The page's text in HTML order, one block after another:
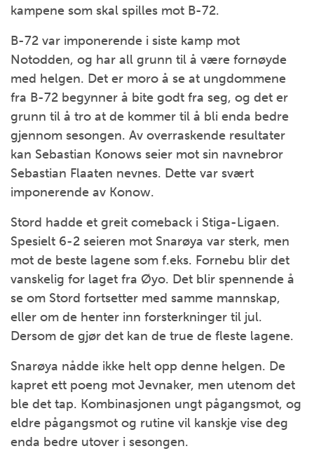
kampene som skal spilles mot B-72.
B-72 var imponerende i siste kamp mot
Notodden, og har all grunn til å være fornøyde
med helgen. Det er moro å se at ungdommene
fra B-72 begynner å bite godt fra seg, og det er
grunn til å tro at de kommer til å bli enda bedre
gjennom sesongen. Av overraskende resultater
kan Sebastian Konows seier mot sin navnebror
Sebastian Flaaten nevnes. Dette var svært
imponerende av Konow.
Stord hadde et greit comeback i Stiga-Ligaen.
Spesielt 6-2 seieren mot Snarøya var sterk, men
mot de beste lagene som f.eks. Fornebu blir det
vanskelig for laget fra Øyo. Det blir spennende å
se om Stord fortsetter med samme mannskap,
eller om de henter inn forsterkninger til jul.
Dersom de gjør det kan de true de fleste lagene.
Snarøya nådde ikke helt opp denne helgen. De
kapret ett poeng mot Jevnaker, men utenom det
ble det tap. Kombinasjonen ungt pågangsmot, og
eldre pågangsmot og rutine vil kanskje vise deg
enda bedre utover i sesongen.